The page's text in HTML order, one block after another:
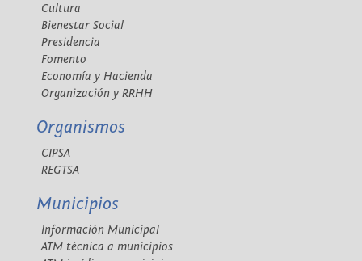
Cultura
Bienestar Social
Presidencia
Fomento
Economía y Hacienda
Organización y RRHH
Organismos
CIPSA
REGTSA
Municipios
Información Municipal
ATM técnica a municipios